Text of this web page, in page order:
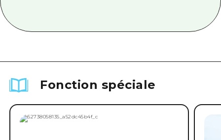
Fonction spéciale